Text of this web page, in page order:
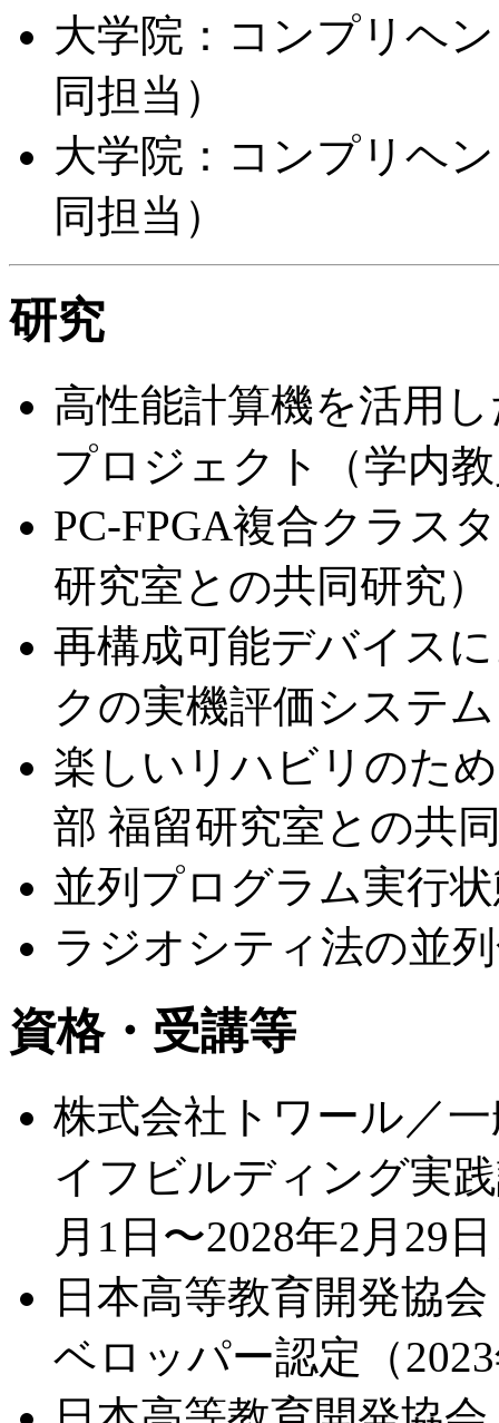
大学院：コンプリヘ
同担当）
大学院：コンプリヘ
同担当）
研究
高性能計算機を活用
プロジェクト（学内
PC-FPGA複合クラス
研究室との共同研究）
再構成可能デバイス
クの実機評価システ
楽しいリハビリのた
部 福留研究室との共
並列プログラム実行
ラジオシティ法の並
資格・受講等
株式会社トワール／
イフビルディング実
月1日〜2028年2月29
日本高等教育開発協
ベロッパー認定（